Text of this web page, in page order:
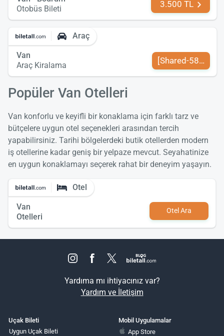
Otobüs Bileti
3.500 TL
Araç
Van
Araç Kiralama
[Shared-589-tr-
Popüler Van Otelleri
Van konforlu ve keyifli bir konaklama için farklı tarz ve
bütçelere uygun otel seçenekleri arasından tercih
yapabilirsiniz. Tarihi bölgelerdeki butik otellerden modern
iş otellerine kadar geniş bir yelpaze mevcut. Seyahatinize
en uygun konaklamayı seçerek rahat bir deneyim yaşayın.
Otel
Van
Otelleri
Otel Ara
Yardıma mı ihtiyacınız var?
Yardım ve İletişim
Uçak Bileti
Uygun Uçak Bileti
Mobil Uygulamalar
App Store